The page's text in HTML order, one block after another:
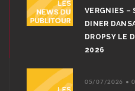
VERGNIES –
DINER
DROPSY LE
2026
05/07/2026 •